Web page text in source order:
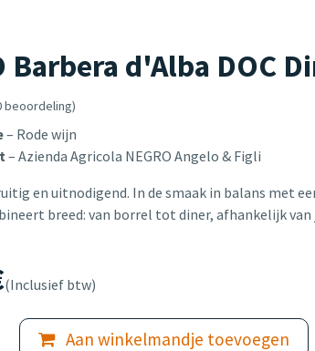
Barbera d'Alba DOC
beoordeling)
– Rode wijn
– Azienda Agricola NEGRO Angelo & Figli
en uitnodigend. In de smaak in balans met
breed: van borrel tot diner, afhankelijk van
(Inclusief btw)
Aan winkelmandje toevoegen